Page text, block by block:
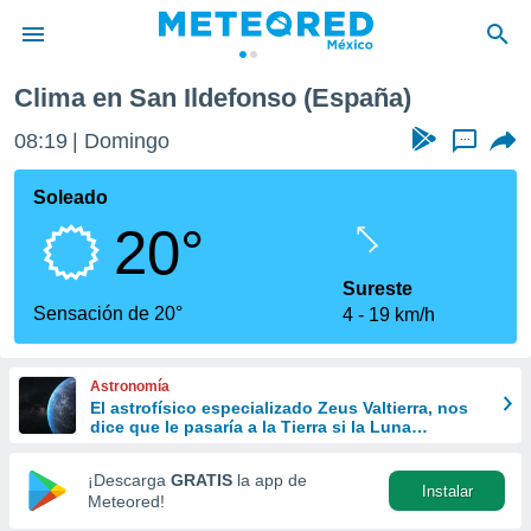
de
ha sido
calidad.
a este
las
y
forma
digital
basada
Clima en San Ildefonso (España)
08:19 Domingo ...
Soleado
20°
Sensación de 20°
Sureste
4
19 km/h
Astronomía
El astrofísico especializado Zeus Valtierra, nos
dice que le pasaría a la Tierra si la Luna
¡Descarga GRATIS la app de
Meteored!
Instalar